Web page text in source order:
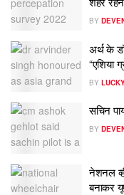
BY
अर्थ के
“एशिया
BY
सचिन
BY
नेशनल
बनाकर